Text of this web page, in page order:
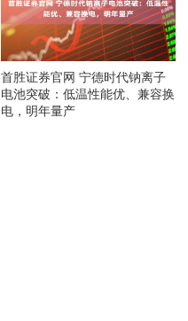
首胜证券官网 宁德时代钠离子
电池突破：低温性能优、兼容换
电，明年量产